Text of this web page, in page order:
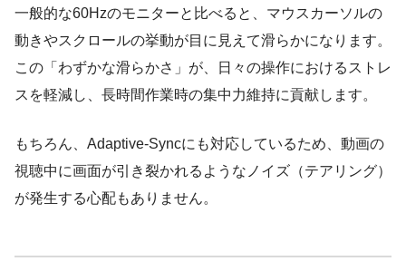
一般的な60Hzのモニターと比べると、マウスカーソルの
動きやスクロールの挙動が目に見えて滑らかになります。
この「わずかな滑らかさ」が、日々の操作におけるストレ
スを軽減し、長時間作業時の集中力維持に貢献します。
もちろん、Adaptive-Syncにも対応しているため、動画の
視聴中に画面が引き裂かれるようなノイズ（テアリング）
が発生する心配もありません。